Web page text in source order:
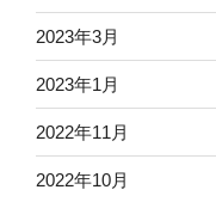
2023年3月
2023年1月
2022年11月
2022年10月